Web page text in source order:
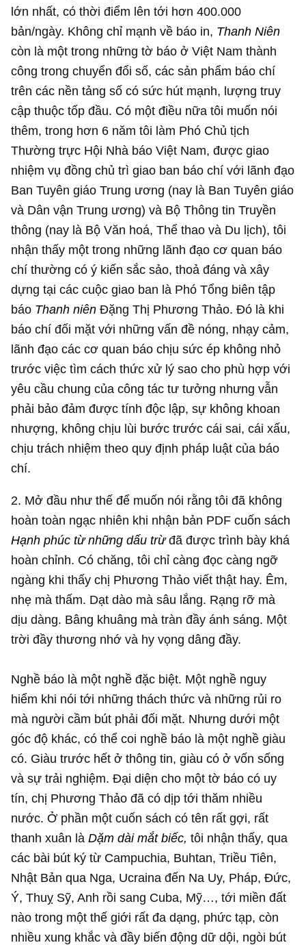
lớn nhất, có thời điểm lên tới hơn 400.000
bản/ngày. Không chỉ mạnh về báo in, Thanh Niên
còn là một trong những tờ báo ở Việt Nam thành
công trong chuyển đổi số, các sản phẩm báo chí
trên các nền tảng số có sức hút mạnh, lượng truy
cập thuộc tốp đầu. Có một điều nữa tôi muốn nói
thêm, trong hơn 6 năm tôi làm Phó Chủ tịch
Thường trực Hội Nhà báo Việt Nam, được giao
nhiệm vụ đồng chủ trì giao ban báo chí với lãnh đạo
Ban Tuyên giáo Trung ương (nay là Ban Tuyên giáo
và Dân vận Trung ương) và Bộ Thông tin Truyền
thông (nay là Bộ Văn hoá, Thể thao và Du lịch), tôi
nhận thấy một trong những lãnh đạo cơ quan báo
chí thường có ý kiến sắc sảo, thoả đáng và xây
dựng tại các cuộc giao ban là Phó Tổng biên tập
báo Thanh niên Đặng Thị Phương Thảo. Đó là khi
báo chí đối mặt với những vấn đề nóng, nhạy cảm,
lãnh đạo các cơ quan báo chịu sức ép không nhỏ
trước việc tìm cách thức xử lý sao cho phù hợp với
yêu cầu chung của công tác tư tưởng nhưng vẫn
phải bảo đảm được tính độc lập, sự không khoan
nhượng, không chịu lùi bước trước cái sai, cái xấu,
chịu trách nhiệm theo quy định pháp luật của báo
chí.
2. Mở đầu như thế để muốn nói rằng tôi đã không
hoàn toàn ngạc nhiên khi nhận bản PDF cuốn sách
Hạnh phúc từ những dấu trừđã được trình bày khá
hoàn chỉnh. Có chăng, tôi chỉ càng đọc càng ngỡ
ngàng khi thấy chị Phương Thảo viết thật hay. Êm,
nhẹ mà thấm. Dạt dào mà sâu lắng. Rạng rỡ mà
dịu dàng. Bâng khuâng mà tràn đầy ánh sáng. Một
trời đầy thương nhớ và hy vọng dâng đầy.
Nghề báo là một nghề đặc biệt. Một nghề nguy
hiểm khi nói tới những thách thức và những rủi ro
mà người cầm bút phải đối mặt. Nhưng dưới một
góc độ khác, có thể coi nghề báo là một nghề giàu
có. Giàu trước hết ở thông tin, giàu có ở vốn sống
và sự trải nghiệm. Đại diện cho một tờ báo có uy
tín, chị Phương Thảo đã có dịp tới thăm nhiều
nước. Ở phần một cuốn sách có tên rất gợi, rất
thanh xuân làDặm dài mắt biếc, tôi nhận thấy, qua
các bài bút ký từ Campuchia, Buhtan, Triều Tiên,
Nhật Bản qua Nga, Ucraina đến Na Uy, Pháp, Đức,
Ý, Thuỵ Sỹ, Anh rồi sang Cuba, Mỹ…, tới miền đất
nào trong một thế giới rất đa dạng, phức tạp, còn
nhiều xung khắc và đầy biến động dữ dội, ngòi bút